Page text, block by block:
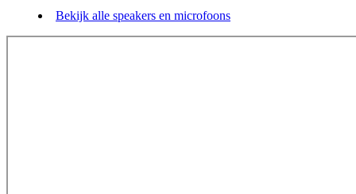
Bekijk alle speakers en microfoons